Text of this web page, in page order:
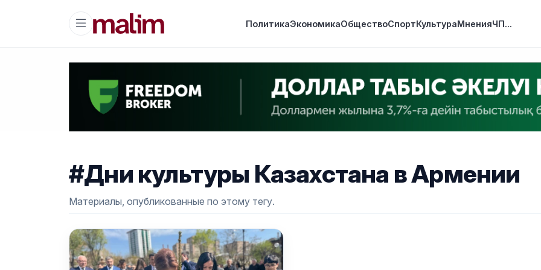
ПолитикаЭкономикаОбществоСпортКультураМненияЧП...
#Дни культуры Казахстана в Армении
Материалы, опубликованные по этому тегу.